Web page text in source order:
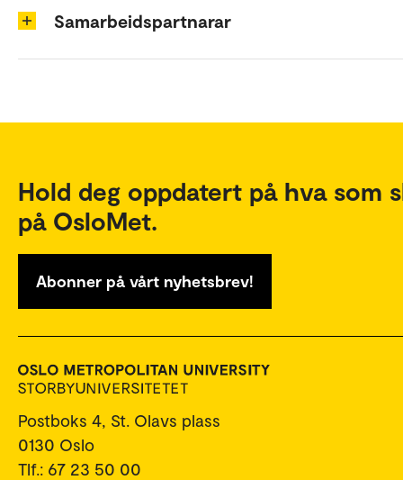
Samarbeidspartnarar
Hold deg oppdatert på hva som
på OsloMet.
Abonner på vårt nyhetsbrev!
Postboks 4, St. Olavs plass
0130 Oslo
Tlf.: 67 23 50 00